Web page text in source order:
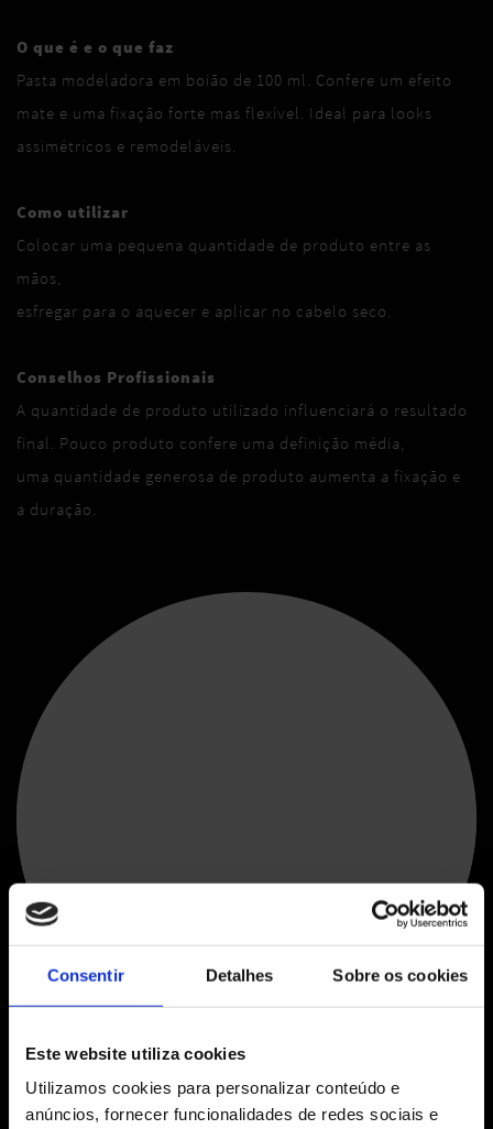
Consentir Detalhes Sobre os cookies
Este website utiliza cookies
Utilizamos cookies para personalizar conteúdo e
anúncios, fornecer funcionalidades de redes sociais e
O que é e o que faz
Pasta modeladora em boião de 100 ml. Confere um efeito
mate e uma fixação forte mas flexível. Ideal para looks
assimétricos e remodeláveis.
Como utilizar
Colocar uma pequena quantidade de produto entre as
mãos,
esfregar para o aquecer e aplicar no cabelo seco.
Conselhos Profissionais
A quantidade de produto utilizado influenciará o resultado
final. Pouco produto confere uma definição média,
uma quantidade generosa de produto aumenta a fixação e
a duração.